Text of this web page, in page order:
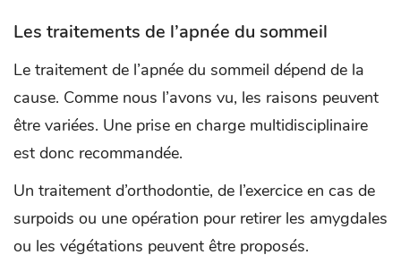
Les traitements de l’apnée du sommeil
Le traitement de l’apnée du sommeil dépend de la
cause. Comme nous l’avons vu, les raisons peuvent
être variées. Une prise en charge multidisciplinaire
est donc recommandée.
Un traitement d’orthodontie, de l’exercice en cas de
surpoids ou une opération pour retirer les amygdales
ou les végétations peuvent être proposés.